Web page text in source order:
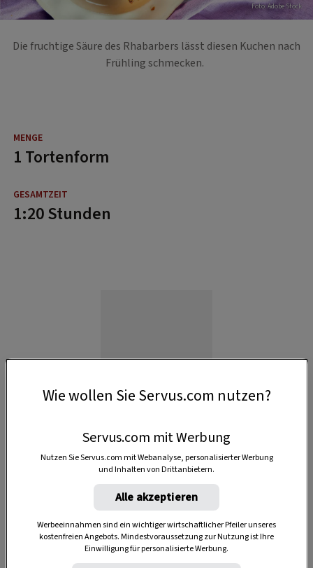
Foto: Adobe Stock
Die fruchtige Säure des Rhabarbers lässt diesen Kuchen nach
Frühling schmecken.
1 Tortenform
1:20 Stunden
Anzeige
Wie wollen Sie Servus.com nutzen?
Servus.com mit Werbung
Nutzen Sie Servus.com mit Webanalyse, personalisierter Werbung
und Inhalten von Drittanbietern.
Alle akzeptieren
Werbeeinnahmen sind ein wichtiger wirtschaftlicher Pfeiler unseres
kostenfreien Angebots. Mindestvoraussetzung zur Nutzung ist Ihre
Einwilligung für personalisierte Werbung.